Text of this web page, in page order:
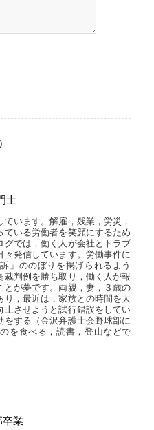
士
います。解雇，残業，労災，
いる労働者を笑顔にするため
では，働く人が会社とトラブ
発信しています。労働事件に
」ののぼりを掲げられるよう
判例を勝ち取り，働く人が報
が夢です。両親，妻，３歳の
，最近は，家族との時間を大
させようと試行錯誤をしてい
する（金沢弁護士会野球部に
を食べる，読書，登山などで
業